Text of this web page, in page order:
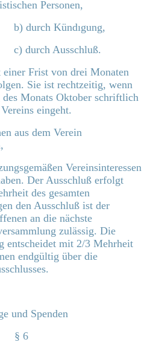
Personen,
Frist von drei Monaten
Sie ist rechtzeitig, wenn
Monats Oktober schriftlich
eingeht.
aus dem Verein
Vereinsinteressen
Der Ausschluß erfolgt
des gesamten
den Ausschluß ist der
an die nächste
zulässig. Die
entscheidet mit 2/3 Mehrheit
endgültig über die
und Spenden
§ 6